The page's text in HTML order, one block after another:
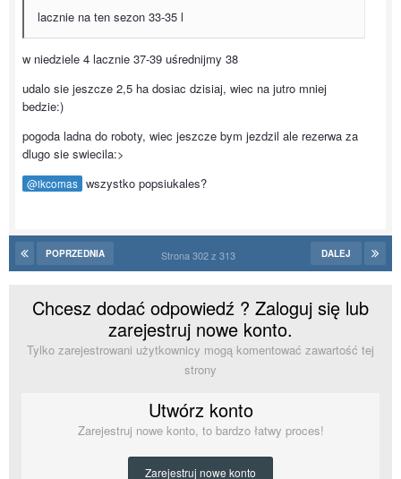
lacznie na ten sezon 33-35 l
w niedziele 4 lacznie 37-39 uśrednijmy 38
udalo sie jeszcze 2,5 ha dosiac dzisiaj, wiec na jutro mniej
bedzie:)
pogoda ladna do roboty, wiec jeszcze bym jezdzil ale rezerwa za
dlugo sie swiecila:>
@ikcomas wszystko popsiukales?
POPRZEDNIA DALEJ
Strona 302 z 313
Chcesz dodać odpowiedź ? Zaloguj się lub
zarejestruj nowe konto.
Tylko zarejestrowani użytkownicy mogą komentować zawartość tej
strony
Utwórz konto
Zarejestruj nowe konto, to bardzo łatwy proces!
Zarejestruj nowe konto